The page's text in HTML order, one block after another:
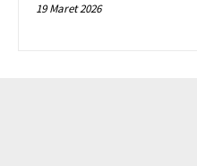
19 Maret 2026